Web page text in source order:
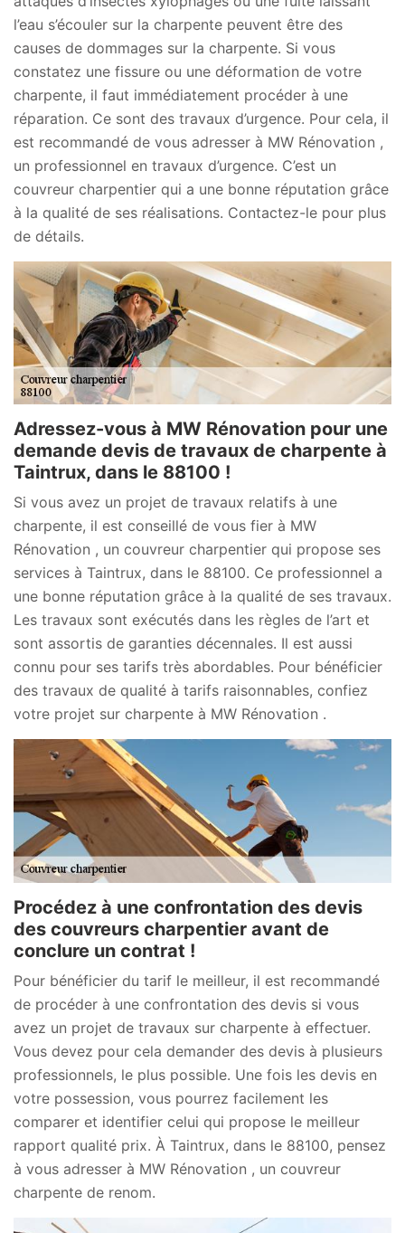
l’eau s’écouler sur la charpente peuvent être des
causes de dommages sur la charpente. Si vous
constatez une fissure ou une déformation de votre
charpente, il faut immédiatement procéder à une
réparation. Ce sont des travaux d’urgence. Pour cela, il
est recommandé de vous adresser à MW Rénovation ,
un professionnel en travaux d’urgence. C’est un
couvreur charpentier qui a une bonne réputation grâce
à la qualité de ses réalisations. Contactez-le pour plus
de détails.
Adressez-vous à MW Rénovation pour une
demande devis de travaux de charpente à
Taintrux, dans le 88100 !
Si vous avez un projet de travaux relatifs à une
charpente, il est conseillé de vous fier à MW
Rénovation , un couvreur charpentier qui propose ses
services à Taintrux, dans le 88100. Ce professionnel a
une bonne réputation grâce à la qualité de ses travaux.
Les travaux sont exécutés dans les règles de l’art et
sont assortis de garanties décennales. Il est aussi
connu pour ses tarifs très abordables. Pour bénéficier
des travaux de qualité à tarifs raisonnables, confiez
votre projet sur charpente à MW Rénovation .
Procédez à une confrontation des devis
des couvreurs charpentier avant de
conclure un contrat !
Pour bénéficier du tarif le meilleur, il est recommandé
de procéder à une confrontation des devis si vous
avez un projet de travaux sur charpente à effectuer.
Vous devez pour cela demander des devis à plusieurs
professionnels, le plus possible. Une fois les devis en
votre possession, vous pourrez facilement les
comparer et identifier celui qui propose le meilleur
rapport qualité prix. À Taintrux, dans le 88100, pensez
à vous adresser à MW Rénovation , un couvreur
charpente de renom.